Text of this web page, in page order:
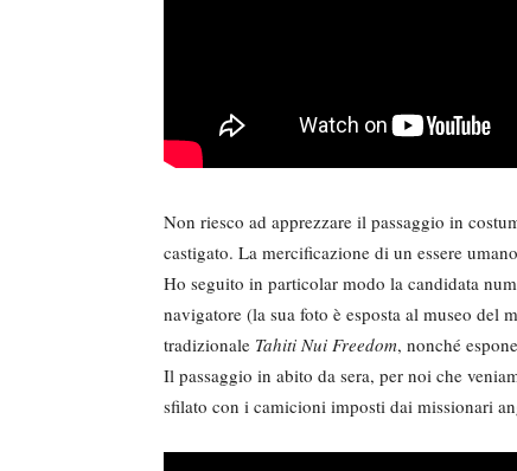
Non riesco ad apprezzare il passaggio in
castigato. La mercificazione di un essere
Ho seguito in particolar modo la candidata
navigatore (la sua foto è esposta al museo del
tradizionale Tahiti Nui Freedom, nonché
Il passaggio in abito da sera, per noi che
sfilato con i camicioni imposti dai missionari